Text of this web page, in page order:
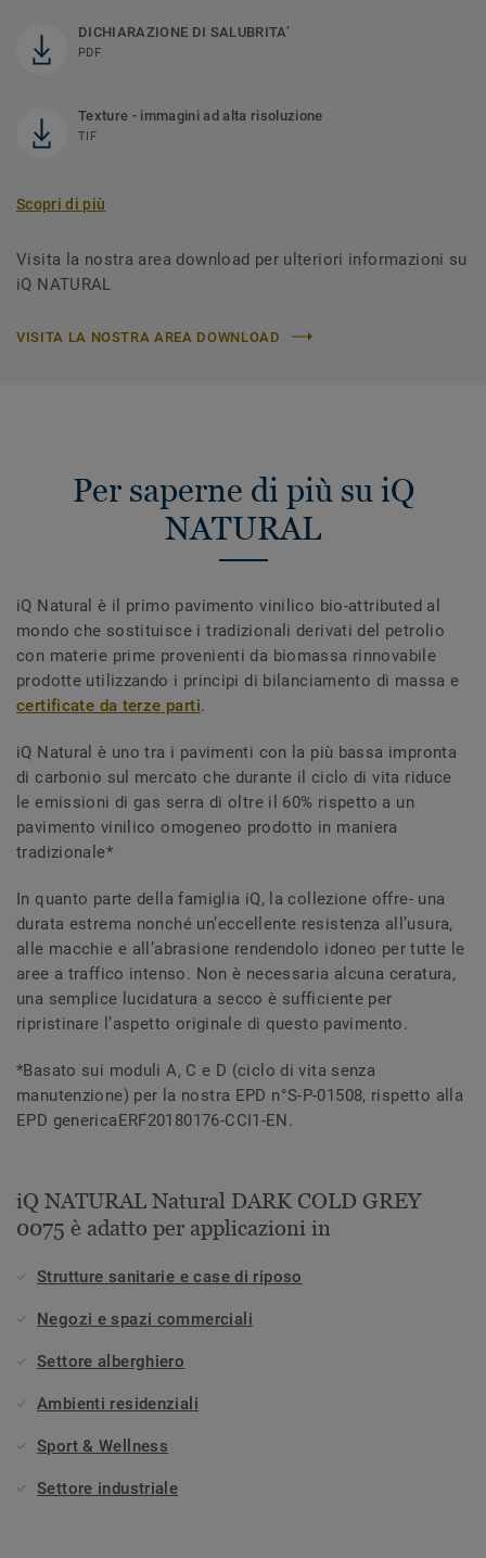
DICHIARAZIONE DI SALUBRITA’
PDF
Texture - immagini ad alta risoluzione
TIF
Scopri di più
Visita la nostra area download per ulteriori informazioni su
iQ NATURAL
VISITA LA NOSTRA AREA DOWNLOAD
Per saperne di più su iQ
NATURAL
iQ Natural è il primo pavimento vinilico bio-attributed al
mondo che sostituisce i tradizionali derivati del petrolio
con materie prime provenienti da biomassa rinnovabile
prodotte utilizzando i principi di bilanciamento di massa e
certificate da terze parti.
iQ Natural è uno tra i pavimenti con la più bassa impronta
di carbonio sul mercato che durante il ciclo di vita riduce
le emissioni di gas serra di oltre il 60% rispetto a un
pavimento vinilico omogeneo prodotto in maniera
tradizionale*
In quanto parte della famiglia iQ, la collezione offre- una
durata estrema nonché un’eccellente resistenza all’usura,
alle macchie e all’abrasione rendendolo idoneo per tutte le
aree a traffico intenso. Non è necessaria alcuna ceratura,
una semplice lucidatura a secco è sufficiente per
ripristinare l’aspetto originale di questo pavimento.
*Basato sui moduli A, C e D (ciclo di vita senza
manutenzione) per la nostra EPD n°S-P-01508, rispetto alla
EPD genericaERF20180176-CCI1-EN.
iQ NATURAL Natural DARK COLD GREY
0075 è adatto per applicazioni in
Strutture sanitarie e case di riposo
Negozi e spazi commerciali
Settore alberghiero
Ambienti residenziali
Sport & Wellness
Settore industriale